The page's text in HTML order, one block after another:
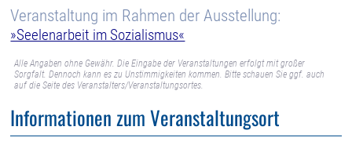
Veranstaltung im Rahmen der Ausstellung:
»Seelenarbeit im Sozialismus«
Alle Angaben ohne Gewähr. Die Eingabe der Veranstaltungen erfolgt mit großer
Sorgfalt. Dennoch kann es zu Unstimmigkeiten kommen. Bitte schauen Sie ggf. auch
auf die Seite des Veranstalters/Veranstaltungsortes.
Informationen zum Veranstaltungsort